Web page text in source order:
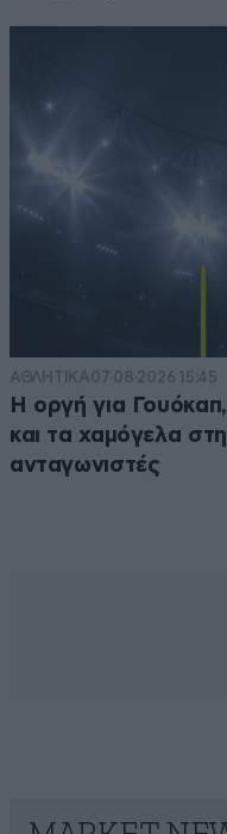
ΑΘΛΗΤΙΚΑ07·08·2026 15:45
Η οργή για
και τα χαμόγελα
ανταγωνιστές